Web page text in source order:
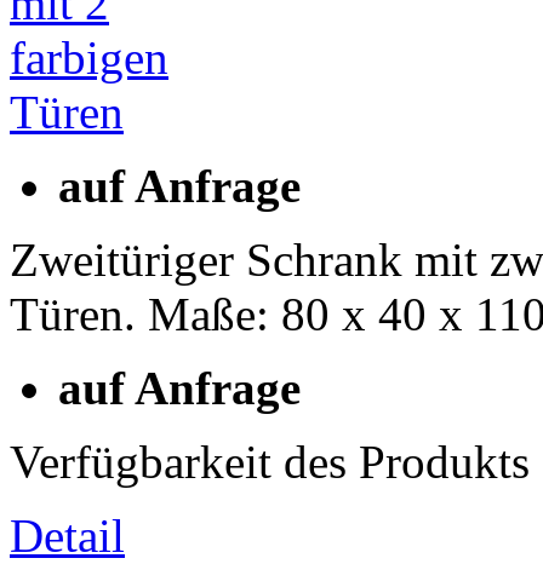
auf Anfrage
Zweitüriger Schrank mit
Türen. Maße: 80 x 40 x
auf Anfrage
Verfügbarkeit des Produkts
Detail